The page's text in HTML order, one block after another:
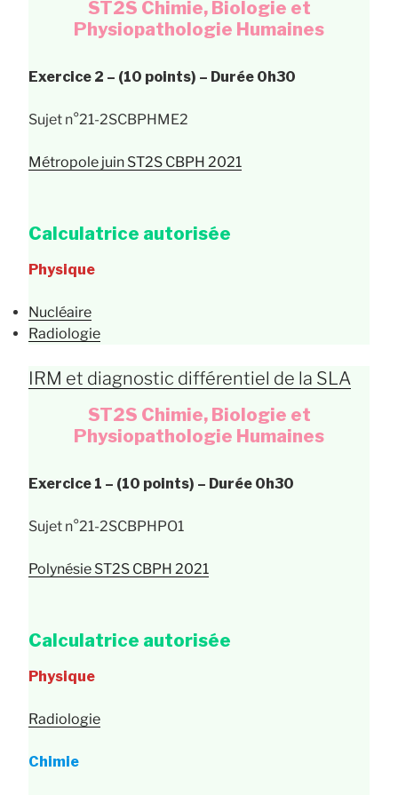
ST2S Chimie, Biologie et
Physiopathologie Humaines
Exercice 2 – (10 points) – Durée 0h30
Sujet n°21-2SCBPHME2
Métropole juin ST2S CBPH 2021
Calculatrice autorisée
Physique
Nucléaire
Radiologie
IRM et diagnostic différentiel de la SLA
ST2S Chimie, Biologie et
Physiopathologie Humaines
Exercice 1 – (10 points) – Durée 0h30
Sujet n°21-2SCBPHPO1
Polynésie ST2S CBPH 2021
Calculatrice autorisée
Physique
Radiologie
Chimie